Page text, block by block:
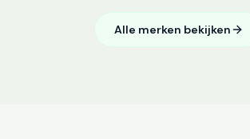
Alle merken bekijken